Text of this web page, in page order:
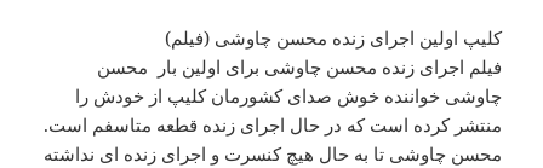
کلیپ اولین اجرای زنده محسن چاوشی (فیلم)
فیلم اجرای زنده محسن چاوشی برای اولین بار محسن
چاوشی خواننده خوش صدای کشورمان کلیپ از خودش را
منتشر کرده است که در حال اجرای زنده قطعه متاسفم است.
محسن چاوشی تا به حال هیچ کنسرت و اجرای زنده ای نداشته